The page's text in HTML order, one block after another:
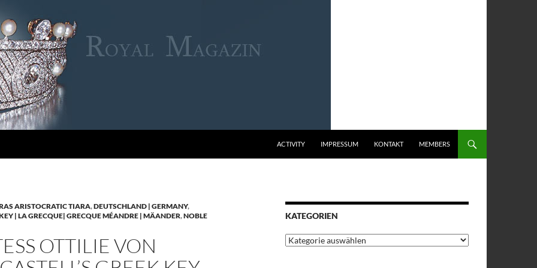
ACTIVITY IMPRESSUM KONTAKT MEMBERS
ARISTOCRATIC TIARA,DEUTSCHLAND | GERMANY,
| LA GRECQUE| GRECQUE MÉANDRE | MÄANDER,NOBLE
OTTILIE VON
KATEGORIEN
Kategorien